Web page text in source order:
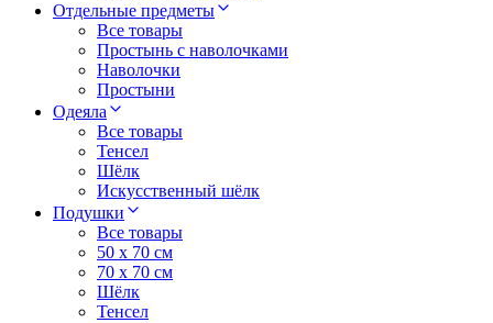
Отдельные предметы
Все товары
Простынь с наволочками
Наволочки
Простыни
Одеяла
Все товары
Тенсел
Шёлк
Искусственный шёлк
Подушки
Все товары
50 x 70 см
70 x 70 см
Шёлк
Тенсел